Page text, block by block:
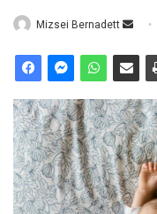
Mizsei Bernadett
a
n
e
m
a